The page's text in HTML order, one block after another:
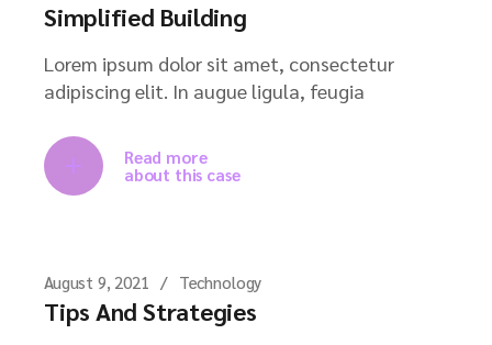
Simplified Building
Lorem ipsum dolor sit amet, consectetur
adipiscing elit. In augue ligula, feugia
Read more
about this case
August 9, 2021 Technology
Tips And Strategies